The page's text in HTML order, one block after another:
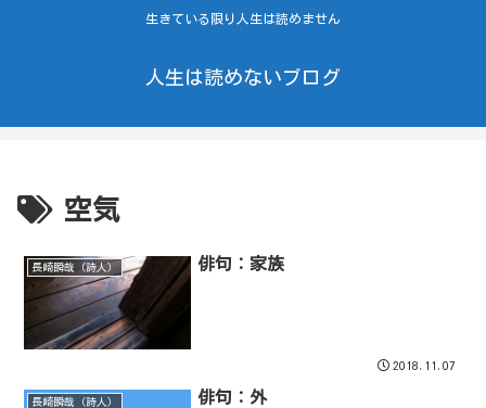
生きている限り人生は読めません
人生は読めないブログ
空気
長崎瞬哉（詩人） 俳句：家族
2018.11.07
長崎瞬哉（詩人） 俳句：外